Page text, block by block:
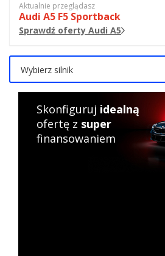
Aktualnie przeglądasz
Audi A5 F5 Sportback
Sprawdź oferty Audi A5
Wybierz silnik
Skonfiguruj idealną
ofertę z super
finansowaniem